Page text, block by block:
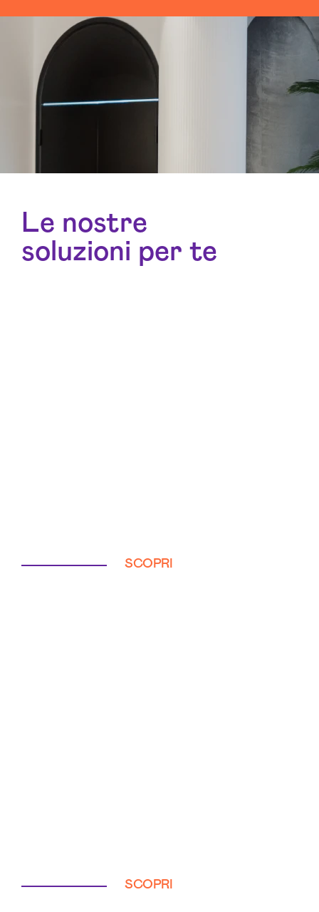
Le nostre
soluzioni per te
SCOPRI
SCOPRI